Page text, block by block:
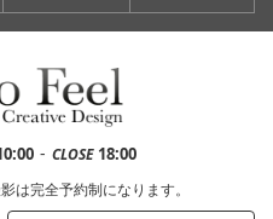
- CLOSE 18:00
は完全予約制になります。